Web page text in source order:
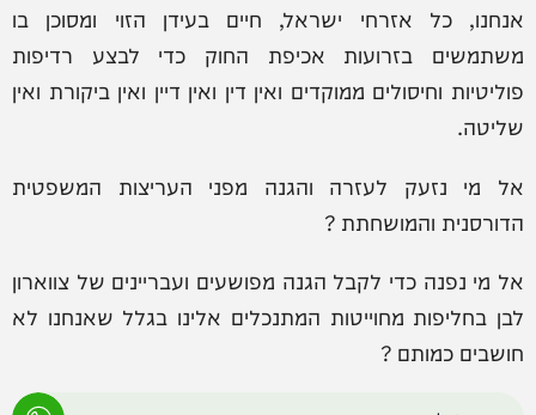
אנחנו, כל אזרחי ישראל, חיים בעידן הזוי ומסוכן בו
משתמשים בזרועות אכיפת החוק כדי לבצע רדיפות
פוליטיות וחיסולים ממוקדים ואין דין ואין דיין ואין ביקורת ואין
שליטה.
אל מי נזעק לעזרה והגנה מפני העריצות המשפטית
הדורסנית והמושחתת ?
אל מי נפנה כדי לקבל הגנה מפושעים ועבריינים של צווארון
לבן בחליפות מחוייטות המתנכלים אלינו בגלל שאנחנו לא
חושבים כמותם ?